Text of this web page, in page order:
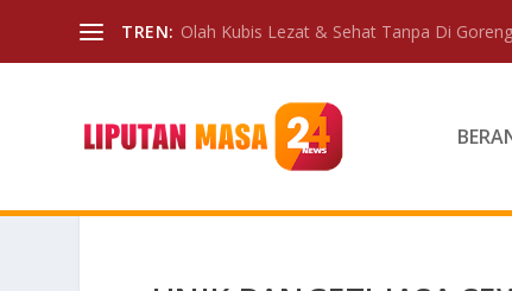
TREN: Olah Kubis Lezat & Sehat Tanpa Di Goreng